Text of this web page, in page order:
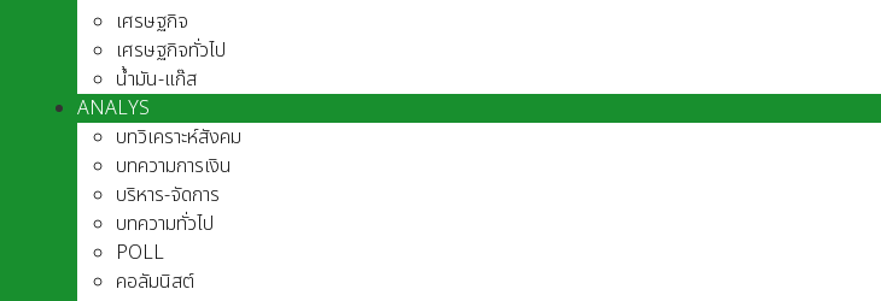
เศรษฐกิจ
เศรษฐกิจทั่วไป
น้ำมัน-แก๊ส
ANALYS
บทวิเคราะห์สังคม
บทความการเงิน
บริหาร-จัดการ
บทความทั่วไป
POLL
คอลัมนิสต์